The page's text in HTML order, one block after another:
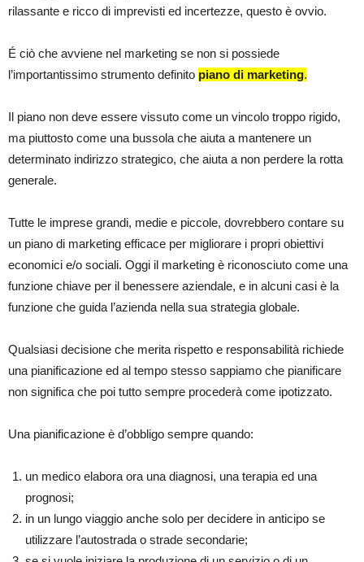
rilassante e ricco di imprevisti ed incertezze, questo è ovvio.
É ciò che avviene nel marketing se non si possiede
l’importantissimo strumento definito piano di marketing.
Il piano non deve essere vissuto come un vincolo troppo rigido,
ma piuttosto come una bussola che aiuta a mantenere un
determinato indirizzo strategico, che aiuta a non perdere la rotta
generale.
Tutte le imprese grandi, medie e piccole, dovrebbero contare su
un piano di marketing efficace per migliorare i propri obiettivi
economici e/o sociali. Oggi il marketing è riconosciuto come una
funzione chiave per il benessere aziendale, e in alcuni casi è la
funzione che guida l’azienda nella sua strategia globale.
Qualsiasi decisione che merita rispetto e responsabilità richiede
una pianificazione ed al tempo stesso sappiamo che pianificare
non significa che poi tutto sempre procederà come ipotizzato.
Una pianificazione è d’obbligo sempre quando:
un medico elabora ora una diagnosi, una terapia ed una
prognosi;
in un lungo viaggio anche solo per decidere in anticipo se
utilizzare l’autostrada o strade secondarie;